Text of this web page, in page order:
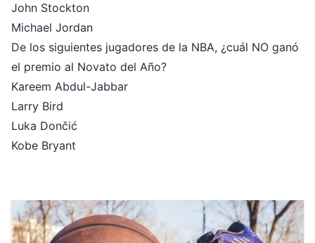
John Stockton
Michael Jordan
De los siguientes jugadores de la NBA, ¿cuál NO ganó
el premio al Novato del Año?
Kareem Abdul-Jabbar
Larry Bird
Luka Dončić
Kobe Bryant